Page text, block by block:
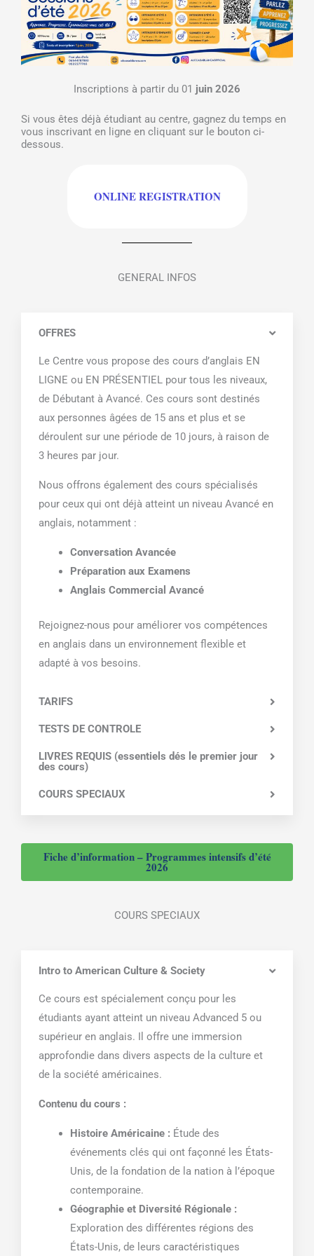
Inscriptions à partir du 01 juin 2026
Si vous êtes déjà étudiant au centre, gagnez du temps en
vous inscrivant en ligne en cliquant sur le bouton ci-
dessous.
ONLINE REGISTRATION
GENERAL INFOS
OFFRES
Le Centre vous propose des cours d’anglais EN
LIGNE ou EN PRÉSENTIEL pour tous les niveaux,
de Débutant à Avancé. Ces cours sont destinés
aux personnes âgées de 15 ans et plus et se
déroulent sur une période de 10 jours, à raison de
3 heures par jour.
Nous offrons également des cours spécialisés
pour ceux qui ont déjà atteint un niveau Avancé en
anglais, notamment :
Conversation Avancée
Préparation aux Examens
Anglais Commercial Avancé
Rejoignez-nous pour améliorer vos compétences
en anglais dans un environnement flexible et
adapté à vos besoins.
TARIFS
TESTS DE CONTROLE
LIVRES REQUIS (essentiels dés le premier jour
des cours)
COURS SPECIAUX
Fiche d’information – Programmes intensifs d’été
2026
COURS SPECIAUX
Intro to American Culture & Society
Ce cours est spécialement conçu pour les
étudiants ayant atteint un niveau Advanced 5 ou
supérieur en anglais. Il offre une immersion
approfondie dans divers aspects de la culture et
de la société américaines.
Contenu du cours :
Histoire Américaine : Étude des
événements clés qui ont façonné les États-
Unis, de la fondation de la nation à l’époque
contemporaine.
Géographie et Diversité Régionale :
Exploration des différentes régions des
États-Unis, de leurs caractéristiques